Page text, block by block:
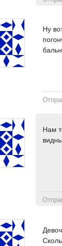
Ну
Нам